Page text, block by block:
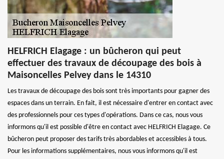
HELFRICH Elagage : un bûcheron qui peut
effectuer des travaux de découpage des bois à
Maisoncelles Pelvey dans le 14310
Les travaux de découpage des bois sont très importants pour gagner des
espaces dans un terrain. En fait, il est nécessaire d'entrer en contact avec
des professionnels pour ces types d'opérations. Dans ce cas, nous vous
informons qu'il est possible d'être en contact avec HELFRICH Elagage. Ce
bûcheron peut proposer des tarifs très abordables et accessibles à tous.
Pour les informations supplémentaires, nous vous informons qu'il est